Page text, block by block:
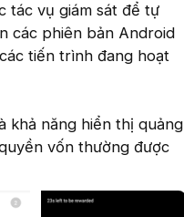
tác vụ giám sát để tự
các phiên bản Android
tiến trình đang hoạt
khả năng hiển thị quảng
vốn thường được